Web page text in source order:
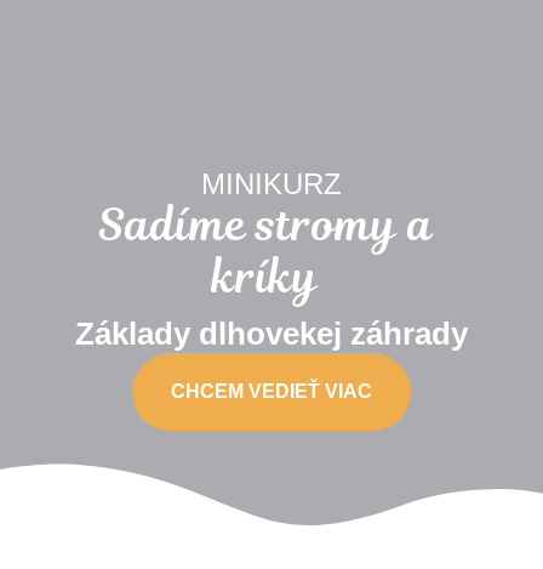
MINIKURZ
Sadíme stromy a
kríky
Základy dlhovekej záhrady
CHCEM VEDIEŤ VIAC